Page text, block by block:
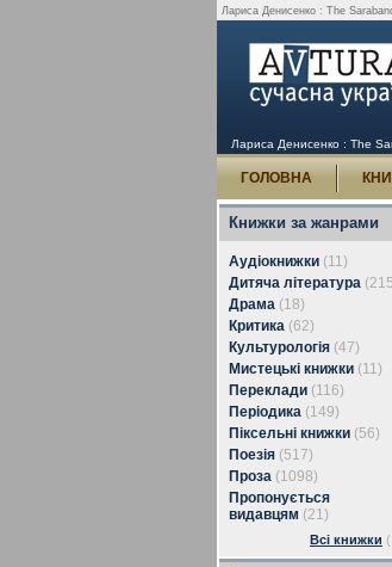
Лариса Денисенко : The
Лариса Денисенко : The
ГОЛОВНА
Книжки за жанрами
Аудіокнижки (11)
Дитяча література
Драма (18)
Критика (62)
Культурологія (47)
Мистецькі книжки (11)
Переклади (116)
Періодика (149)
Піксельні книжки (56)
Поезія (517)
Проза (1098)
Пропонується
видавцям (21)
Всі книжки